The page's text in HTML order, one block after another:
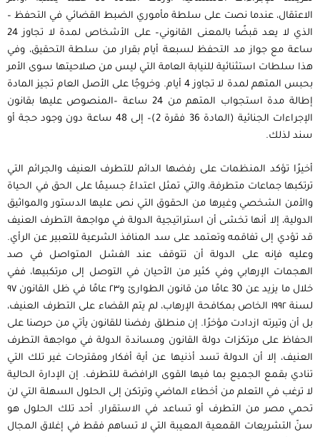
الاعتقال، عندما نصت على سلطة مأموري الضبط القضائي في التحفظ –
الذي لا يعد قبضًا بالمعنى القانوني– على الأشخاص لمدة لا تجاوز 24
ساعة مع جواز مد التحفظ لسبعة أيام بقرار من سلطة التحقيق، وفي
هذا سلطات استثنائية للنيابة العامة التي ليس من صلاحيتها سوى الأمر
بحبس المتهم لمدة لا تجاوز 4 أيام. وخروجًا على الأصل العام تجيز المادة
إطالة مدة استجواب المتهم من 24 ساعة –المنصوص عليها بقانون
الإجراءات الجنائية (المادة 36 فقرة 2)– إلى 48 ساعة دون وجود حجة أو
سند لذلك.
أخيرًا تؤكد المنظمات على رفضها الدائم للتطرف العنيف والجرائم التي
ترتكبها جماعات متطرفة، والتي تمثل اعتداءً جسيمًا على الحق في الحياة
والأمن الشخصي وغيرها من الحقوق التي نص عليها الدستور والمواثيق
الدولية، إلا أنها تخشى أن استراتيجية الدولة في مواجهة التطرف العنيف
قد تؤدي إلى تفاقمه وتعتمد على سد المنافذ الشرعية للتعبير عن الرأي.
وعليه فإنه على الدولة أن تتوقف عند الفشل المتواصل في صد
الهجمات الإرهابي وفي كثير من الأحيان في التوصل إلى مرتكبيها، ففي
خلال ما يزيد عن 30 عامًا من قانون الطوارئ و٢٣ عامًا في ظل القانون ٩٧
لسنة ١٩٩٢ الخاص بمكافحة الإرهاب، لم يتم القضاء على التطرف العنيف،
بل أن وتيرته ازدادت مؤخرًا. إن منطلق رفضنا للقانون يأتي من حرصنا على
الحفاظ على مرتكزات دولة القانون ومساندة الدولة في مواجهة التطرف
العنيف، إلا أن الدولة تسد أذنيها عن أية أفكار ومقترحات غير تلك التي
تنادي بقمع الجميع بما فيها القوى الرافضة للتطرف. إن الإدارة الحالية
لا ترغب في التعلم من أخطاء الماضي وترتكن إلى الحلول السهلة التي لن
تحمي مصر من التطرف أو تساعد في الاستقرار. أحد تلك الحلول هو
سنّ التشريعات القمعية المعيبة التي لا تساهم فقط في إغلاق المجال